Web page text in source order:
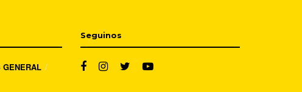
GENERAL
Seguinos